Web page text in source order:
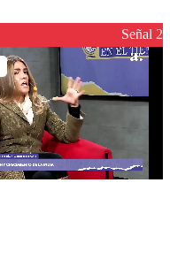
Señal 2